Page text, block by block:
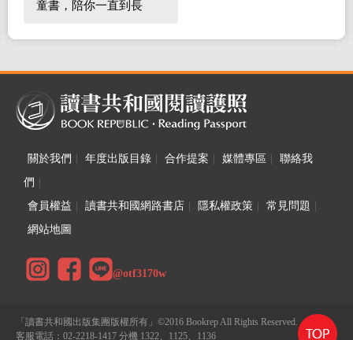
童書，陪你一直到長
關於我們 年度出版目錄 合作提案 媒體專區
聯絡我
們
會員權益
讀書共和國網路書店 隱私權政策 常見問題
網站地圖
@otf3170w
「讀書共和國出版集團版權所有」©2016 Bookrep All Rights Reserved.
客服電話：02-2218-1417 分機 1322、1125、1136